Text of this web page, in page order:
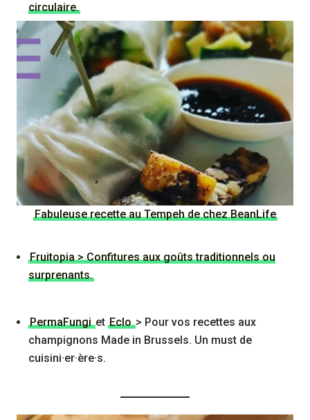
circulaire.
Fabuleuse recette au Tempeh de chez BeanLife
Fruitopia > Confitures aux goûts traditionnels ou
surprenants.
PermaFungiet Eclo> Pour vos recettes aux
champignons Made in Brussels. Un must de
cuisini·er·ère·s.